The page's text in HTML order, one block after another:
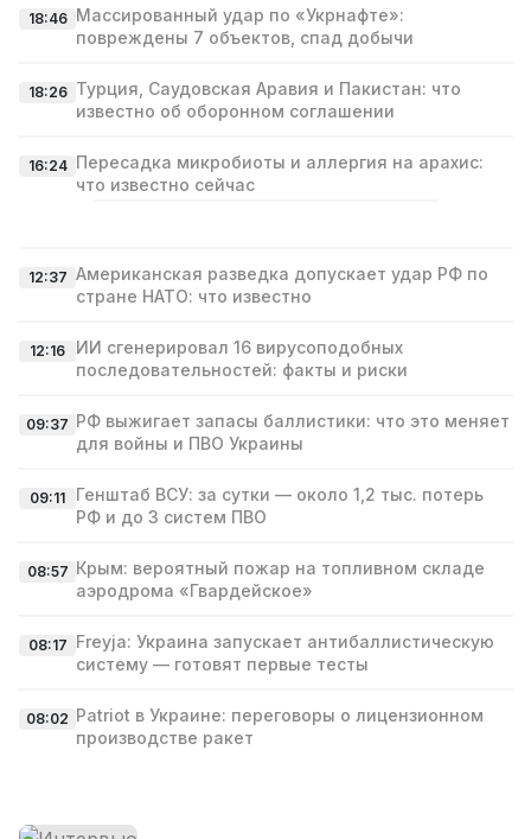
18:46 Массированный удар по «Укрнафте»:
повреждены 7 объектов, спад добычи
18:26 Турция, Саудовская Аравия и Пакистан: что
известно об оборонном соглашении
16:24 Пересадка микробиоты и аллергия на арахис:
что известно сейчас
12:37 Американская разведка допускает удар РФ по
стране НАТО: что известно
12:16
ИИ сгенерировал 16 вирусоподобных
последовательностей: факты и риски
09:37 РФ выжигает запасы баллистики: что это меняет
для войны и ПВО Украины
09:11
Генштаб ВСУ: за сутки — около 1,2 тыс. потерь
РФ и до 3 систем ПВО
08:57 Крым: вероятный пожар на топливном складе
аэродрома «Гвардейское»
08:17 Freyja: Украина запускает антибаллистическую
систему — готовят первые тесты
08:02 Patriot в Украине: переговоры о лицензионном
производстве ракет